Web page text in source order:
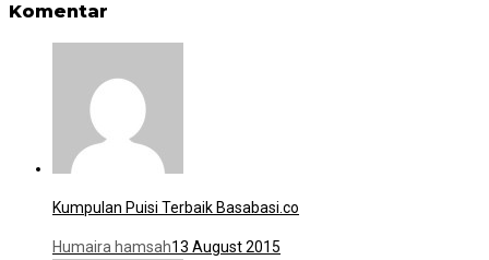
Komentar
Kumpulan Puisi Terbaik Basabasi.co
Humaira hamsah13 August 2015